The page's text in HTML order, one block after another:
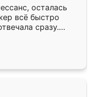
осталась
всё быстро
сразу.
подошёл к
Собрали
аккуратно, даже